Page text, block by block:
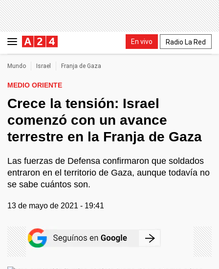
En vivo Radio La Red
Mundo Israel Franja de Gaza
MEDIO ORIENTE
Crece la tensión: Israel
comenzó con un avance
terrestre en la Franja de Gaza
Las fuerzas de Defensa confirmaron que soldados
entraron en el territorio de Gaza, aunque todavía no
se sabe cuántos son.
13 de mayo de 2021 - 19:41